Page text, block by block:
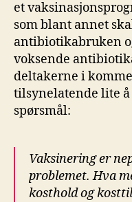
et
som blant annet
antibiotikabruken
voksende
deltakerne i
tilsynelatende lite å
spørsmål:
Vaksinering er
problemet. Hva
kosthold og